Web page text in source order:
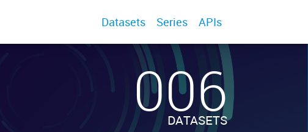
Datasets Series APIs
006
DATASETS